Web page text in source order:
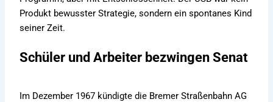
Produkt bewusster Strategie, sondern ein spontanes Kind
seiner Zeit.
Schüler und Arbeiter bezwingen Senat
Im Dezember 1967 kündigte die Bremer Straßenbahn AG